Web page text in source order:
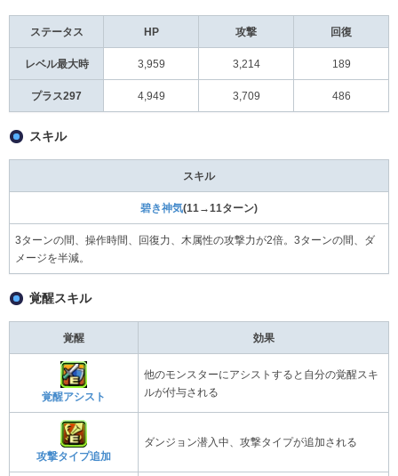
ステータス HP 攻撃 回復
レベル最大時 3,959 3,214 189
プラス297 4,949 3,709 486
スキル
スキル
碧き神気(11→11ターン)
3ターンの間、操作時間、回復力、木属性の攻撃力が2倍。3ターンの間、ダ
メージを半減。
覚醒スキル
覚醒 効果
覚醒アシスト
他のモンスターにアシストすると自分の覚醒スキ
ルが付与される
攻撃タイプ追加
ダンジョン潜入中、攻撃タイプが追加される